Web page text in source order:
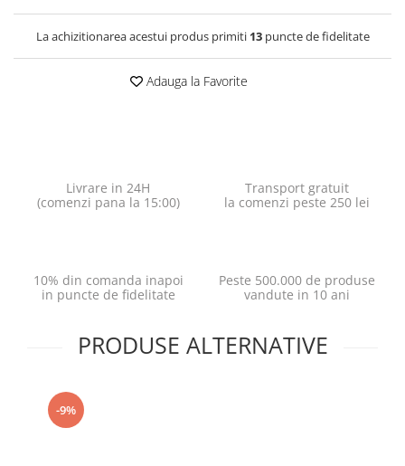
La achizitionarea acestui produs primiti 13puncte de fidelitate
Adauga la Favorite
Livrare in 24H
(comenzi pana la 15:00)
Transport gratuit
la comenzi peste 250 lei
10% din comanda inapoi
in puncte de fidelitate
Peste 500.000 de produse
vandute in 10 ani
PRODUSE ALTERNATIVE
-9%